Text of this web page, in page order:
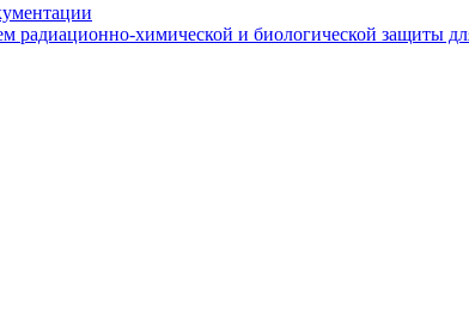
радиационно-химической и биологической защиты